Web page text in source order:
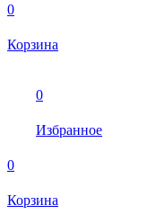
0
Корзина
0
Избранное
0
Корзина